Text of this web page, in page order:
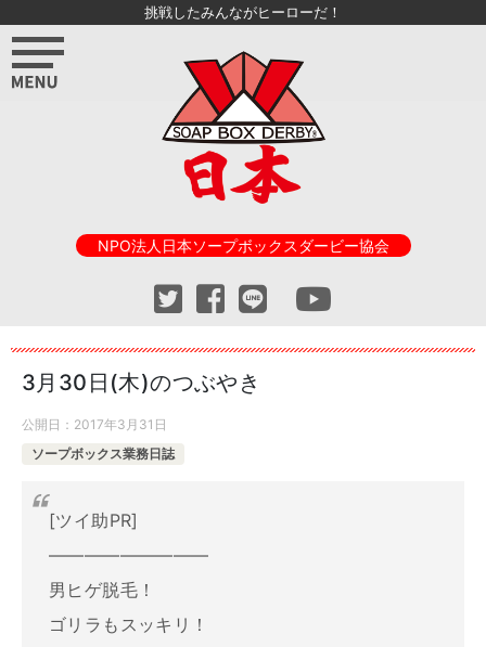
挑戦したみんながヒーローだ！
NPO法人日本ソープボックスダービー協会
3月30日(木)のつぶやき
公開日： 2017年3月31日
ソープボックス業務日誌
[ツイ助PR]
―――――――――
男ヒゲ脱毛！
ゴリラもスッキリ！